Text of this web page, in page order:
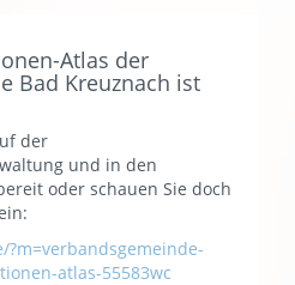
Atlas der
Bad Kreuznach ist
der
und in den
oder schauen Sie doch
atlas-55583wc